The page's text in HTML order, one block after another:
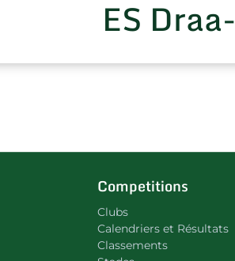
ES
Competitions
Clubs
Calendriers et Résultats
Classements